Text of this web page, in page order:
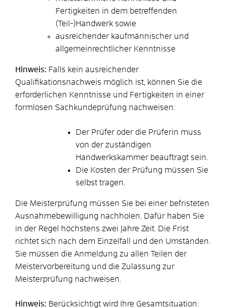
Fertigkeiten in dem betreffenden
(Teil-)Handwerk sowie
ausreichender kaufmännischer und
allgemeinrechtlicher Kenntnisse
Hinweis: Falls kein ausreichender
Qualifikationsnachweis möglich ist, können Sie die
erforderlichen Kenntnisse und Fertigkeiten in einer
formlosen Sachkundeprüfung nachweisen:
Der Prüfer oder die Prüferin muss
von der zuständigen
Handwerkskammer beauftragt sein.
Die Kosten der Prüfung müssen Sie
selbst tragen.
Die Meisterprüfung müssen Sie bei einer befristeten
Ausnahmebewilligung nachholen.
Dafür haben Sie
in der Regel höchstens zwei Jahre Zeit. Die Frist
richtet sich nach dem Einzelfall und den Umständen.
Sie müssen die Anmeldung zu allen Teilen der
Meistervorbereitung und die Zulassung zur
Meisterprüfung nachweisen.
Hinweis: Berücksichtigt wird Ihre Gesamtsituation.